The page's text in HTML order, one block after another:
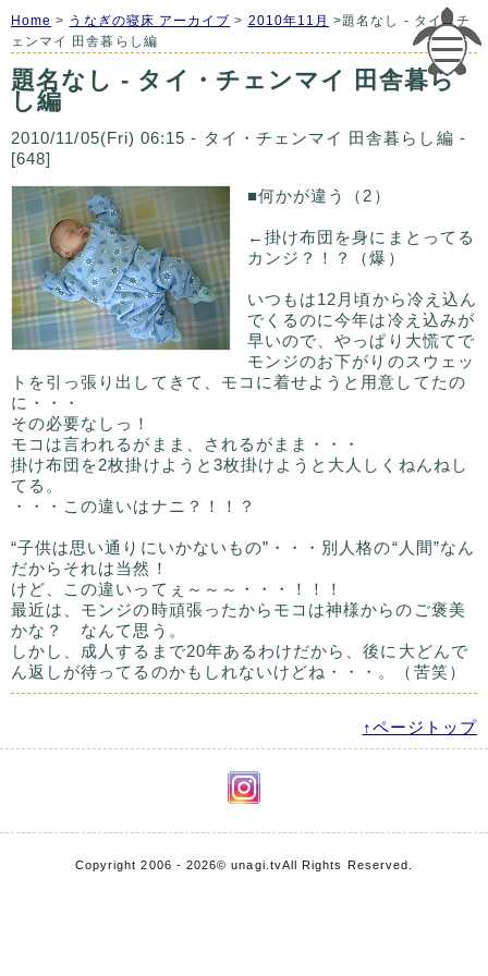
Home > うなぎの寝床 アーカイブ > 2010年11月 >題名なし - タイ・チ
ェンマイ 田舎暮らし編
題名なし - タイ・チェンマイ 田舎暮ら
し編
2010/11/05(Fri) 06:15 - タイ・チェンマイ 田舎暮らし編 -
[648]
■何かが違う（2）
←掛け布団を身にまとってる
カンジ？！？（爆）
いつもは12月頃から冷え込ん
でくるのに今年は冷え込みが
早いので、やっぱり大慌てで
モンジのお下がりのスウェッ
トを引っ張り出してきて、モコに着せようと用意してたの
に・・・
その必要なしっ！
モコは言われるがまま、されるがまま・・・
掛け布団を2枚掛けようと3枚掛けようと大人しくねんねし
てる。
・・・この違いはナニ？！！？
“子供は思い通りにいかないもの”・・・別人格の“人間”なん
だからそれは当然！
けど、この違いってぇ～～～・・・！！！
最近は、モンジの時頑張ったからモコは神様からのご褒美
かな？ なんて思う。
しかし、成人するまで20年あるわけだから、後に大どんで
ん返しが待ってるのかもしれないけどね・・・。（苦笑）
↑ページトップ
Copyright 2006 - 2026© unagi.tvAll Rights Reserved.